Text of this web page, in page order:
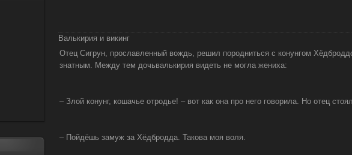
Валькирия и викинг
Отец Сигрун, прославленный вождь, решил породниться с конунгом
знатным. Между тем дочьвалькирия видеть не могла жениха:
– Злой конунг, кошачье отродье! – вот как она про него говорила. Но отец
– Пойдёшь замуж за Хёдбродда. Такова моя воля.